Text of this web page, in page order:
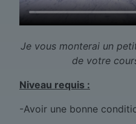
Je vous monterai un
de votre
Niveau requis :
-Avoir une bonne